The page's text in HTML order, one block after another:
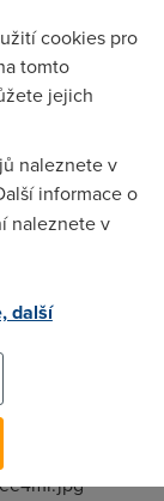
spis 3Mbit,
od cra a
se lokalita
to fpu neni
trošku
a nebudete
ani na
cookies pro
tomto
jejich
naleznete v
informace o
naleznete v
další